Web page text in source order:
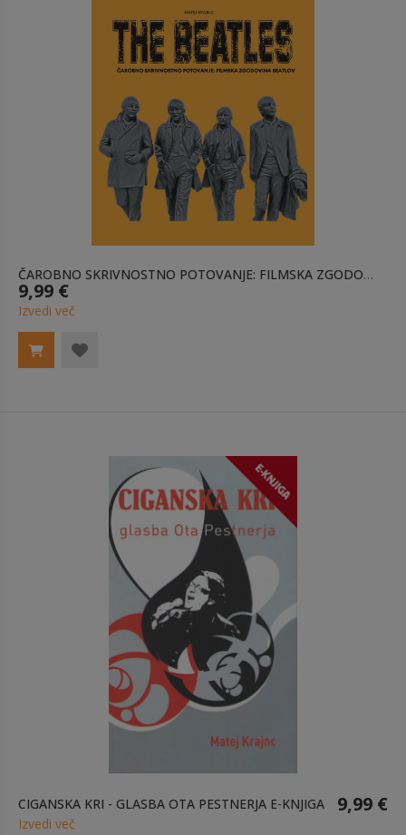
ČAROBNO SKRIVNOSTNO POTOVANJE: FILMSKA ZGODOVINA BEATLOV E-KNJIGA
9,99 €
Izvedi več
CIGANSKA KRI - GLASBA OTA PESTNERJA E-KNJIGA 9,99 €
Izvedi več